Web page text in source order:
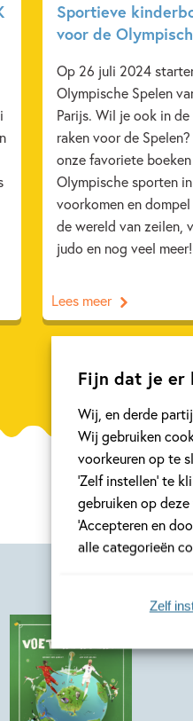
Fijn dat je er
Wij, en derde
Wij gebruiken
voorkeuren op te
‘Zelf instellen’ te
gebruiken op
‘Accepteren en
alle categorieën
Zelf
Sportieve
voor de
Op 26 juli 2024
Olympische Spelen
Parijs. Wil je ook in
raken voor de
onze favoriete
Olympische sporten in
voorkomen en
de wereld van zeilen,
judo en nog veel meer!
Lees meer